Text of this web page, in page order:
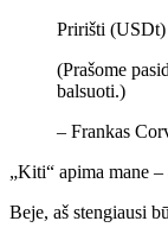
Pririšti
(Prašome
balsuoti.)
– Frankas
„Kiti“ apima mane –
Beje, aš stengiausi